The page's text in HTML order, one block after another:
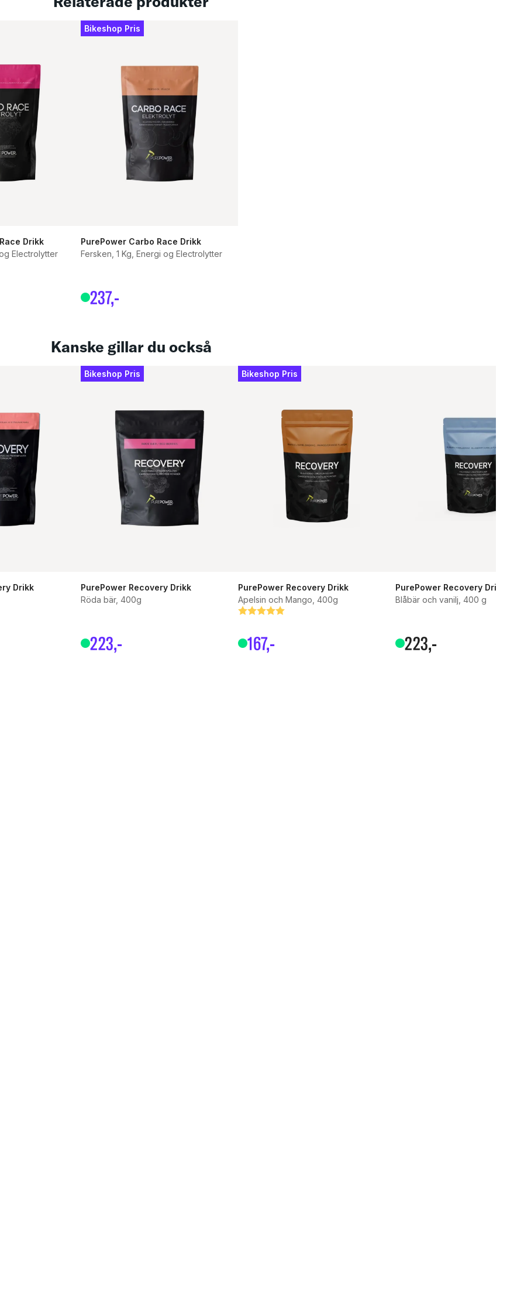
Drikk
Electrolytter
Bikeshop Pris
PurePower Carbo Race Drikk
Fersken, 1 Kg, Energi og Electrolytter
237,-
Kanske gillar du också
Drikk
Bikeshop Pris
PurePower Recovery Drikk
Röda bär, 400g
223,-
Bikeshop Pris
PurePower Recovery Drikk
Apelsin och Mango, 400g
Betyg:
5.0 utav 5 stjärnor
167,-
PurePower Recovery Drikk
Blåbär och vanilj, 400 g
223,-